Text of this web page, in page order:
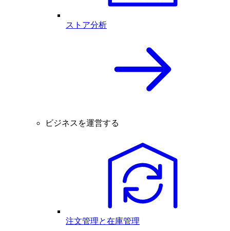
ストア分析
ビジネスを運営する
注文管理と在庫管理